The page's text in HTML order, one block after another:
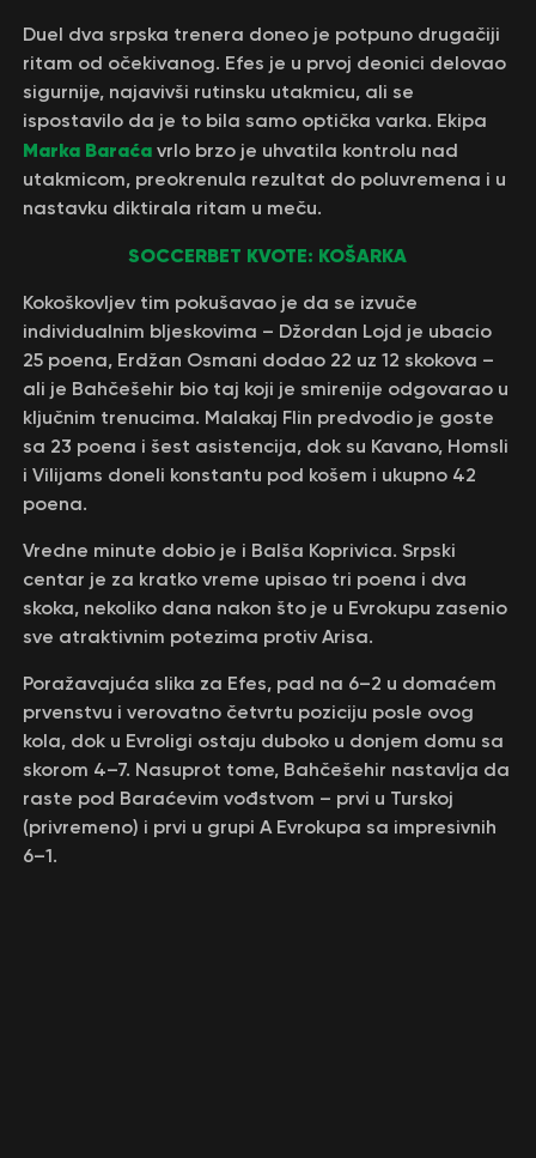
Duel dva srpska trenera doneo je potpuno drugačiji
ritam od očekivanog. Efes je u prvoj deonici delovao
sigurnije, najavivši rutinsku utakmicu, ali se
ispostavilo da je to bila samo optička varka. Ekipa
Marka Baraćavrlo brzo je uhvatila kontrolu nad
utakmicom, preokrenula rezultat do poluvremena i u
nastavku diktirala ritam u meču.
SOCCERBET KVOTE: KOŠARKA
Kokoškovljev tim pokušavao je da se izvuče
individualnim bljeskovima – Džordan Lojd je ubacio
25 poena, Erdžan Osmani dodao 22 uz 12 skokova –
ali je Bahčešehir bio taj koji je smirenije odgovarao u
ključnim trenucima. Malakaj Flin predvodio je goste
sa 23 poena i šest asistencija, dok su Kavano, Homsli
i Vilijams doneli konstantu pod košem i ukupno 42
poena.
Vredne minute dobio je i Balša Koprivica. Srpski
centar je za kratko vreme upisao tri poena i dva
skoka, nekoliko dana nakon što je u Evrokupu zasenio
sve atraktivnim potezima protiv Arisa.
Poražavajuća slika za Efes, pad na 6–2 u domaćem
prvenstvu i verovatno četvrtu poziciju posle ovog
kola, dok u Evroligi ostaju duboko u donjem domu sa
skorom 4–7. Nasuprot tome, Bahčešehir nastavlja da
raste pod Baraćevim vođstvom – prvi u Turskoj
(privremeno) i prvi u grupi A Evrokupa sa impresivnih
6–1.